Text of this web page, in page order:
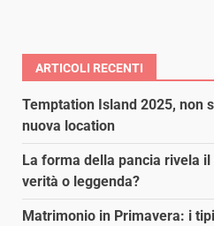
ARTICOLI RECENTI
Temptation Island 2025, non
nuova location
La forma della pancia rivela
verità o leggenda?
Matrimonio in Primavera: i